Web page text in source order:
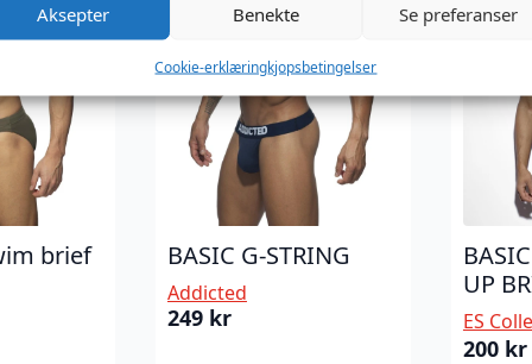
Aksepter Benekte Se preferanser
Cookie-erklæringkjopsbetingelser
brief BASIC G-STRING
Addicted
249 kr
UP
ES
200 kr